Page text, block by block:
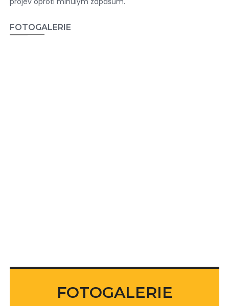
FOTOGALERIE
FOTOGALERIE